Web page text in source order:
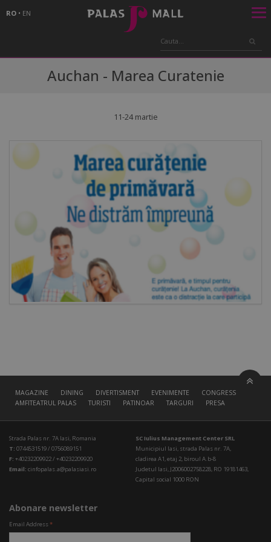
RO • EN
Auchan - Marea Curatenie
11-24 martie
MAGAZINE DINING DIVERTISMENT EVENIMENTE
CONGRESS HALL
AMFITEATRUL PALAS
TURISTI PATINOAR TARGURI PRESA
Strada Palas nr. 7A Iasi, Romania
T: 0744531519 / 0756089151
F: +40232209922 / +40232209920
Email: cinfopalas.a@palasiasi.ro
SC Iulius Management Center SRL
Municipiul Iasi, strada Palas nr. 7A,
cladirea A1, etaj 2, biroul A.b-8
Judetul Iasi, J2006002758228, RO 19181463,
Capital social 1000 RON
Abonare newsletter
Email Address*